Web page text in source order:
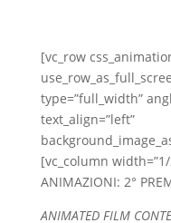
[vc_row
type=”full_width”
text_align=”left”
[vc_column
ANIMAZIONI: 2°
ANIMATED FILM